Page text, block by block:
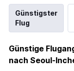
Günstigster
Flug
Günstige
nach Seoul-